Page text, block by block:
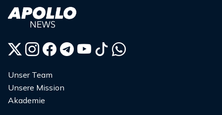
Unser Team
Unsere Mission
Akademie